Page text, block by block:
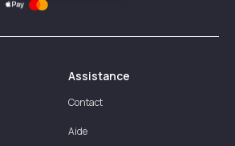
Assistance
Contact
Aide